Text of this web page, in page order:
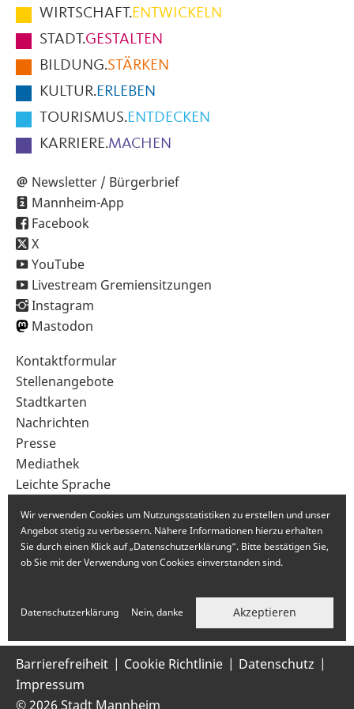
im
Fußbereich
der
Seite
WIRTSCHAFT.ENTWICKELN
STADT.GESTALTEN
BILDUNG.STÄRKEN
KULTUR.ERLEBEN
TOURISMUS.ENTDECKEN
KARRIERE.MACHEN
Newsletter / Bürgerbrief
Mannheim-App
Facebook
X
YouTube
Livestream Gremiensitzungen
Instagram
Mastodon
Sekundärnavigation
im
Fußbereich
Kontaktformular
Stellenangebote
Stadtkarten
Nachrichten
Presse
Mediathek
Leichte Sprache
Barrierefreiheit Cookie Richtlinie
Datenschutz
Impressum
© 2026 Stadt Mannheim
Wir verwenden Cookies um Nutzungsstatistiken zu erstellen und unser
Angebot stetig zu verbessern. Nähere Informationen hierzu erhalten
Sie durch einen Klick auf „Datenschutzerklärung“. Bitte bestätigen Sie,
ob Sie mit der Verwendung von Cookies einverstanden sind.
Datenschutzerklärung Nein, danke Akzeptieren